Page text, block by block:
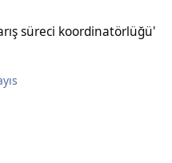
süreci koordinatörlüğü'